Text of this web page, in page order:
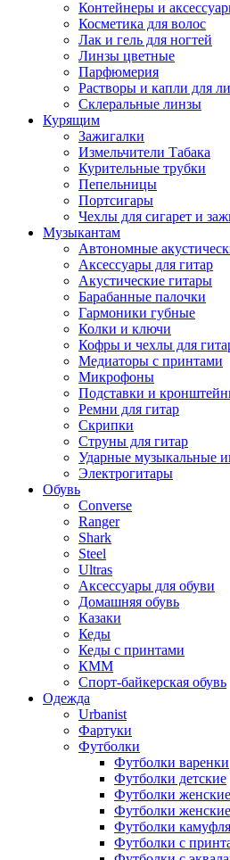
Контейнеры и
Косметика для волос
Лак и гель для ногтей
Линзы цветные
Парфюмерия
Растворы и капли для
Склеральные линзы
Курящим
Зажигалки
Измельчители Табака
Курительные трубки
Пепельницы
Портсигары
Чехлы для сигарет и
Музыкантам
Автономные
Аксессуары для гитар
Акустические гитары
Барабанные палочки
Гармоники губные
Колки и ключи
Кофры и чехлы для
Медиаторы с принтами
Микрофоны
Подставки и
Ремни для гитар
Скрипки
Струны для гитар
Ударные музыкальные
Электрогитары
Обувь
Converse
Ranger
Shark
Steel
Ultras
Аксессуары для обуви
Домашняя обувь
Казаки
Кеды
Кеды с принтами
КММ
Спорт-байкерская обувь
Одежда
Urbanist
Фартуки
Футболки
Футболки варенки
Футболки детские
Футболки женские
Футболки
Футболки
Футболки с